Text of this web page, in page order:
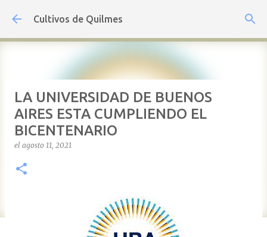
Ir al contenido principal
Cultivos de Quilmes
LA UNIVERSIDAD DE BUENOS
AIRES ESTA CUMPLIENDO EL
BICENTENARIO
el agosto 11, 2021